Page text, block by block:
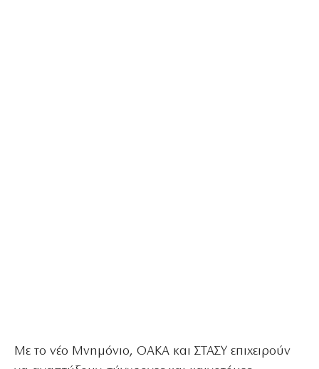
Με το νέο Μνημόνιο, ΟΑΚΑ και ΣΤΑΣΥ επιχειρούν